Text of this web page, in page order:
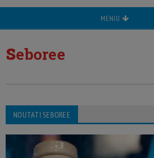
MENIU
seboree
NOUTATI SEBOREE